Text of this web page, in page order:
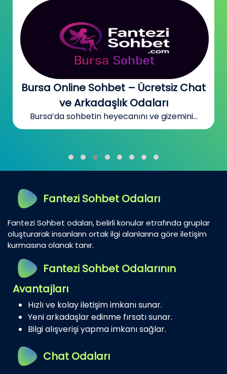
Bursa Online Sohbet – Ücretsiz Chat
ve Arkadaşlık Odaları
Bursa’da sohbetin heyecanını ve gizemini...
Fantezi Sohbet Odaları
Fantezi Sohbet odaları, belirli konular etrafında gruplar
oluşturarak insanların ortak ilgi alanlarına göre iletişim
kurmasına olanak tanır.
Fantezi Sohbet Odalarının
Avantajları
Hızlı ve kolay iletişim imkanı sunar.
Yeni arkadaşlar edinme fırsatı sunar.
Bilgi alışverişi yapma imkanı sağlar.
Chat Odaları